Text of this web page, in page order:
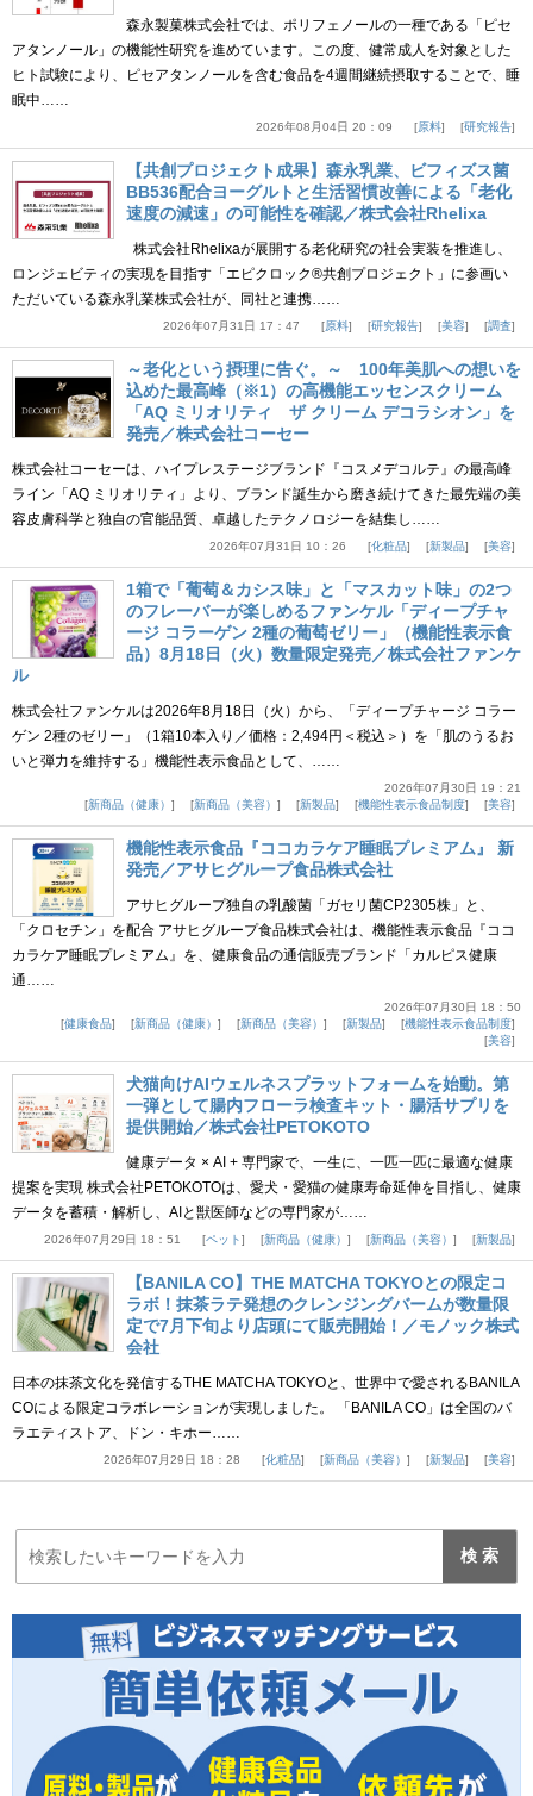
森永製菓株式会社では、ポリフェノールの一種である「ピセ
アタンノール」の機能性研究を進めています。この度、健常成人を対象とした
ヒト試験により、ピセアタンノールを含む食品を4週間継続摂取することで、睡
眠中……
2026年08月04日 20：09 原料 研究報告
【共創プロジェクト成果】森永乳業、ビフィズス菌
BB536配合ヨーグルトと生活習慣改善による「老化
速度の減速」の可能性を確認／株式会社Rhelixa
株式会社Rhelixaが展開する老化研究の社会実装を推進し、
ロンジェビティの実現を目指す「エピクロック®共創プロジェクト」に参画い
ただいている森永乳業株式会社が、同社と連携……
2026年07月31日 17：47 原料 研究報告 美容 調査
～老化という摂理に告ぐ。～ 100年美肌への想いを
込めた最高峰（※1）の高機能エッセンスクリーム
「AQ ミリオリティ ザ クリーム デコラシオン」を
発売／株式会社コーセー
株式会社コーセーは、ハイプレステージブランド『コスメデコルテ』の最高峰
ライン「AQ ミリオリティ」より、ブランド誕生から磨き続けてきた最先端の美
容皮膚科学と独自の官能品質、卓越したテクノロジーを結集し……
2026年07月31日 10：26 化粧品 新製品 美容
1箱で「葡萄＆カシス味」と「マスカット味」の2つ
のフレーバーが楽しめるファンケル「ディープチャ
ージ コラーゲン 2種の葡萄ゼリー」（機能性表示食
品）8月18日（火）数量限定発売／株式会社ファンケ
ル
株式会社ファンケルは2026年8月18日（火）から、「ディープチャージ コラー
ゲン 2種のゼリー」（1箱10本入り／価格：2,494円＜税込＞）を「肌のうるお
いと弾力を維持する」機能性表示食品として、……
2026年07月30日 19：21
新商品（健康）
新商品（美容） 新製品 機能性表示食品制度 美容
機能性表示食品『ココカラケア睡眠プレミアム』 新
発売／アサヒグループ食品株式会社
アサヒグループ独自の乳酸菌「ガセリ菌CP2305株」と、
「クロセチン」を配合 アサヒグループ食品株式会社は、機能性表示食品『ココ
カラケア睡眠プレミアム』を、健康食品の通信販売ブランド「カルピス健康
通……
2026年07月30日 18：50
健康食品
新商品（健康） 新商品（美容） 新製品
機能性表示食品制度
美容
犬猫向けAIウェルネスプラットフォームを始動。第
一弾として腸内フローラ検査キット・腸活サプリを
提供開始／株式会社PETOKOTO
健康データ × AI + 専門家で、一生に、一匹一匹に最適な健康
提案を実現 株式会社PETOKOTOは、愛犬・愛猫の健康寿命延伸を目指し、健康
データを蓄積・解析し、AIと獣医師などの専門家が……
2026年07月29日 18：51 ペット 新商品（健康） 新商品（美容） 新製品
【BANILA CO】THE MATCHA TOKYOとの限定コ
ラボ！抹茶ラテ発想のクレンジングバームが数量限
定で7月下旬より店頭にて販売開始！／モノック株式
会社
日本の抹茶文化を発信するTHE MATCHA TOKYOと、世界中で愛されるBANILA
COによる限定コラボレーションが実現しました。 「BANILA CO」は全国のバ
ラエティストア、ドン・キホー……
2026年07月29日 18：28 化粧品 新商品（美容） 新製品 美容